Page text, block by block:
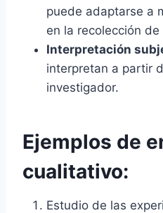
puede adaptarse a
en la recolección
Interpretación
interpretan a partir
investigador.
Ejemplos de
cualitativo:
Estudio de las